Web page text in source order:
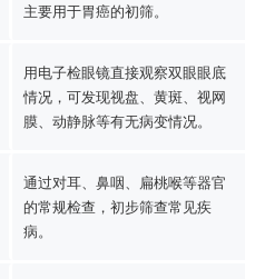
主要用于胃癌的初筛。
用电子检眼镜直接观察双眼眼底
情况，可发现视盘、黄斑、视网
膜、动静脉等有无病变情况。
通过对耳、鼻咽、扁桃喉等器官
的常规检查，初步筛查常见疾
病。